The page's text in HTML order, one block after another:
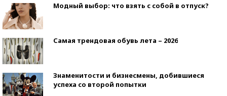
Модный выбор: что взять с собой в отпуск?
Самая трендовая обувь лета – 2026
Знаменитости и бизнесмены, добившиеся
успеха со второй попытки